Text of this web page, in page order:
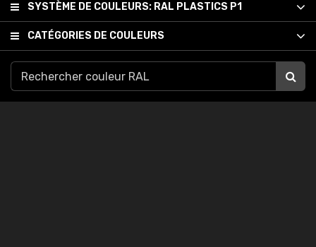
SYSTÈME DE COULEURS: RAL PLASTICS P1
CATÉGORIES DE COULEURS